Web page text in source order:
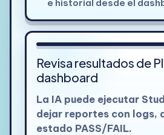
e historial desde el
Revisa resultados de
dashboard
La IA puede ejecutar
dejar reportes con logs,
estado PASS/FAIL.